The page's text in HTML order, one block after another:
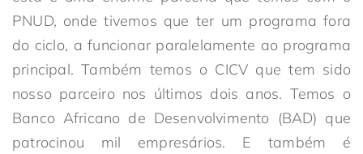
PNUD, onde tivemos que ter um programa fora
do ciclo, a funcionar paralelamente ao programa
principal. Também temos o CICV que tem sido
nosso parceiro nos últimos dois anos. Temos o
Banco Africano de Desenvolvimento (BAD) que
patrocinou mil empresários. E também é